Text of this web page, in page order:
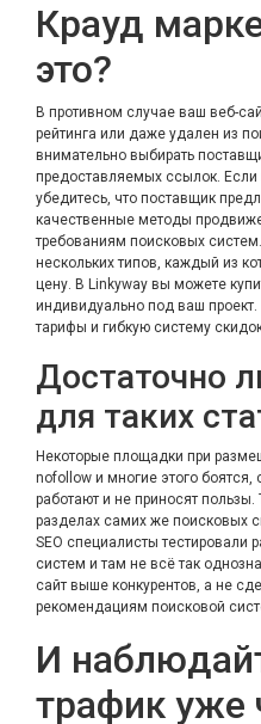
Крауд
это?
В противном случае ваш веб-
рейтинга или даже удален из
внимательно выбирать
предоставляемых ссылок. Если
убедитесь, что поставщик
качественные методы
требованиям поисковых
нескольких типов, каждый из
цену. В Linkyway вы можете
индивидуально под ваш
тарифы и гибкую систему
Достаточно
для таких
Некоторые площадки при
nofollow и многие этого боятся,
работают и не приносят пользы.
разделах самих же поисковых
SEO специалисты
систем и там не всё так
сайт выше конкурентов, а не
рекомендациям поисковой
И
трафик уже